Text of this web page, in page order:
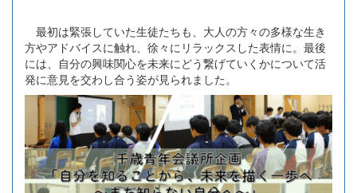
最初は緊張していた生徒たちも、大人の方々の多様な生き
方やアドバイスに触れ、徐々にリラックスした表情に。最後
には、自分の興味関心を未来にどう繋げていくかについて活
発に意見を交わし合う姿が見られました。